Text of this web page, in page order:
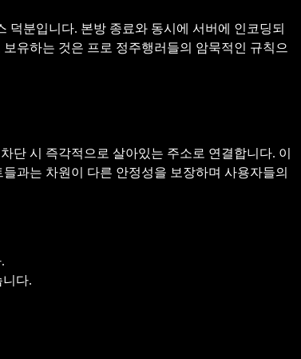
분입니다. 본방 종료와 동시에 서버에 인코딩되
유하는 것은 프로 정주행러들의 암묵적인 규칙으
단 시 즉각적으로 살아있는 주소로 연결합니다. 이
과는 차원이 다른 안정성을 보장하며 사용자들의
다.